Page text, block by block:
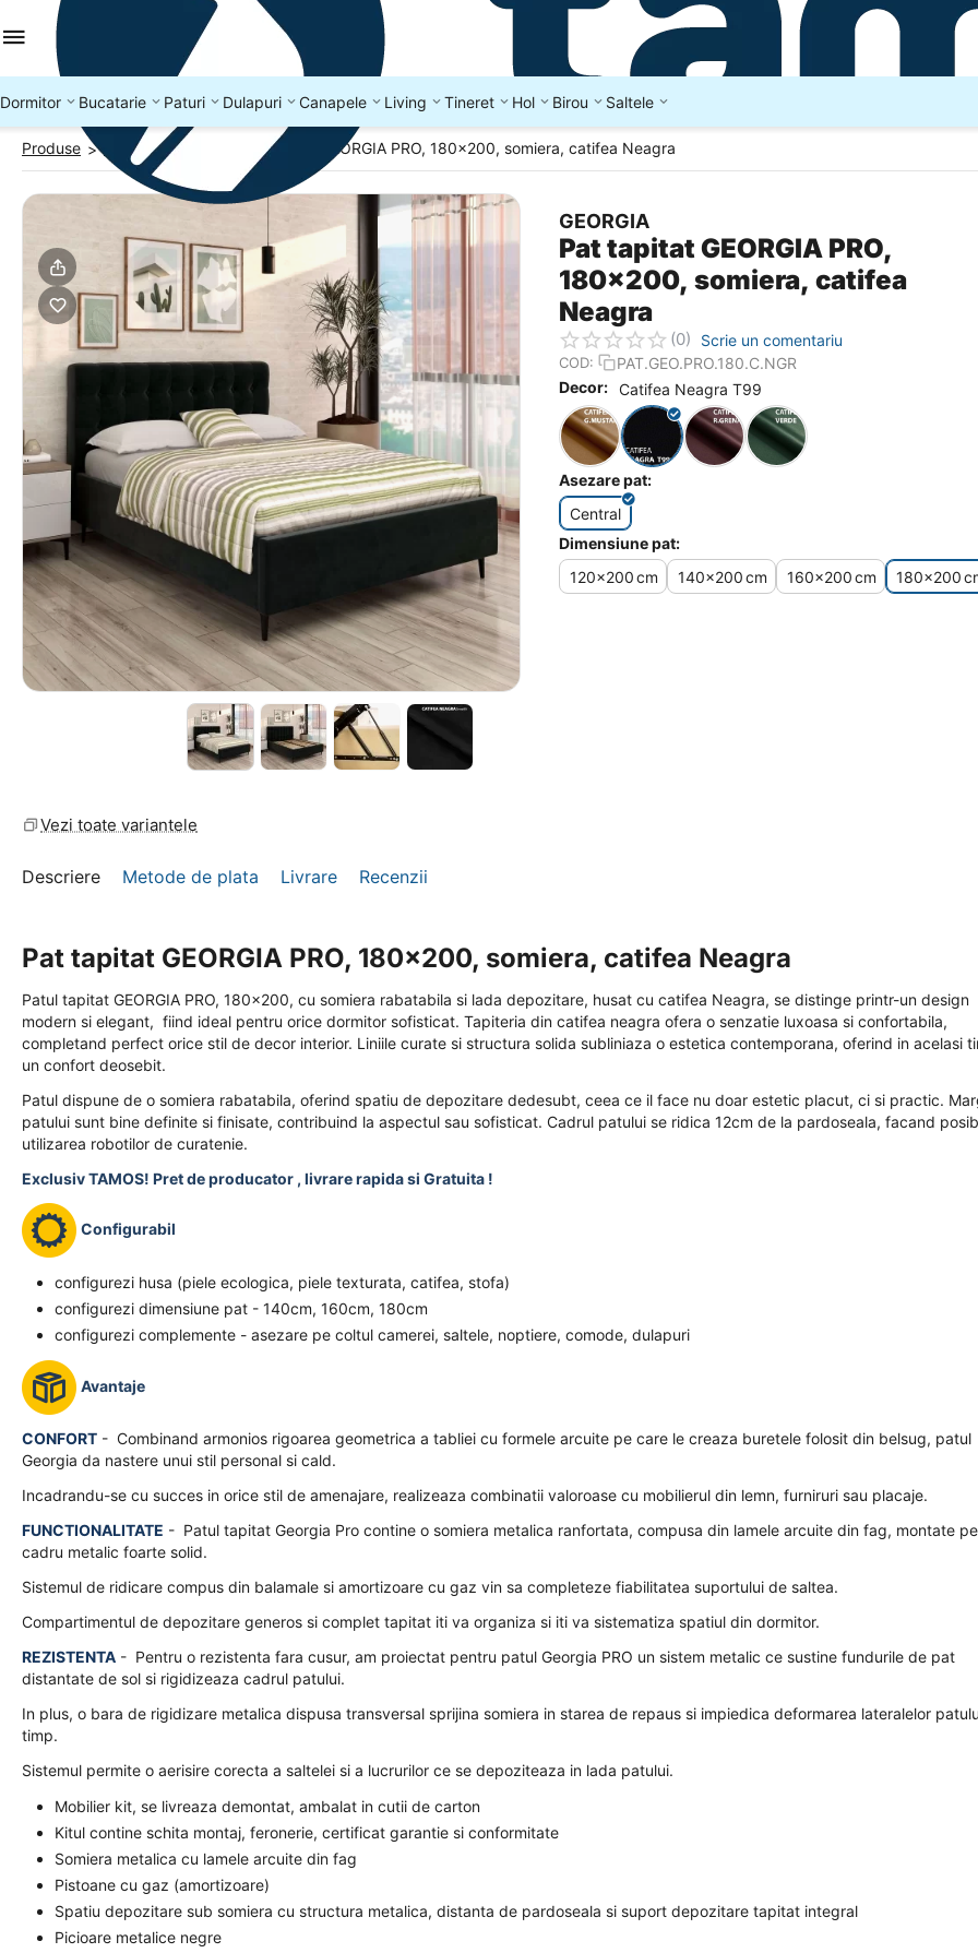
Dormitor Bucatarie Paturi Dulapuri Canapele Living Tineret Hol Birou Saltele
Produse > Paturi 180x200 Pat tapitat GEORGIA PRO, 180x200, somiera, catifea Neagra
GEORGIA
Pat tapitat GEORGIA PRO,
180x200, somiera, catifea
Neagra
(0) Scrie un comentariu
COD:
PAT.GEO.PRO.180.C.NGR
Decor: Catifea Neagra T99
Asezare pat:
Central
Dimensiune pat:
120x200cm 140x200cm 160x200cm 180x200
Vezi toate variantele
Descriere Metode de plata Livrare Recenzii
Pat tapitat GEORGIA PRO, 180x200, somiera, catifea Neagra
Patul tapitat GEORGIA PRO, 180x200, cu somiera rabatabila si lada depozitare, husat cu catifea Neagra, se distinge printr-un design
modern si elegant, fiind ideal pentru orice dormitor sofisticat. Tapiteria din catifea neagra ofera o senzatie luxoasa si confortabila,
completand perfect orice stil de decor interior. Liniile curate si structura solida subliniaza o estetica contemporana, oferind in acelasi
un confort deosebit.
Patul dispune de o somiera rabatabila, oferind spatiu de depozitare dedesubt, ceea ce il face nu doar estetic placut, ci si practic.
patului sunt bine definite si finisate, contribuind la aspectul sau sofisticat. Cadrul patului se ridica 12cm de la pardoseala, facand
utilizarea robotilor de curatenie.
Exclusiv TAMOS! Pret de producator , livrare rapida si Gratuita !
Configurabil
configurezi husa (piele ecologica, piele texturata, catifea, stofa)
configurezi dimensiune pat - 140cm, 160cm, 180cm
configurezi complemente - asezare pe coltul camerei, saltele, noptiere, comode, dulapuri
Avantaje
CONFORT - Combinand armonios rigoarea geometrica a tabliei cu formele arcuite pe care le creaza buretele folosit din belsug, patul
Georgia da nastere unui stil personal si cald.
Incadrandu-se cu succes in orice stil de amenajare, realizeaza combinatii valoroase cu mobilierul din lemn, furniruri sau placaje.
FUNCTIONALITATE - Patul tapitat Georgia Pro contine o somiera metalica ranfortata, compusa din lamele arcuite din fag, montate
cadru metalic foarte solid.
Sistemul de ridicare compus din balamale si amortizoare cu gaz vin sa completeze fiabilitatea suportului de saltea.
Compartimentul de depozitare generos si complet tapitat iti va organiza si iti va sistematiza spatiul din dormitor.
REZISTENTA - Pentru o rezistenta fara cusur, am proiectat pentru patul Georgia PRO un sistem metalic ce sustine fundurile de pat
distantate de sol si rigidizeaza cadrul patului.
In plus, o bara de rigidizare metalica dispusa transversal sprijina somiera in starea de repaus si impiedica deformarea lateralelor
timp.
Sistemul permite o aerisire corecta a saltelei si a lucrurilor ce se depoziteaza in lada patului.
Mobilier kit, se livreaza demontat, ambalat in cutii de carton
Kitul contine schita montaj, feronerie, certificat garantie si conformitate
Somiera metalica cu lamele arcuite din fag
Pistoane cu gaz (amortizoare)
Spatiu depozitare sub somiera cu structura metalica, distanta de pardoseala si suport depozitare tapitat integral
Picioare metalice negre